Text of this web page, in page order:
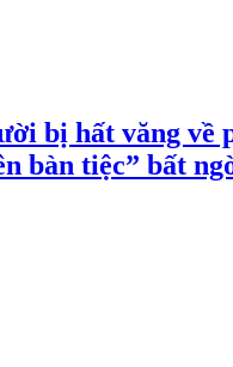
bị hất văng về
bàn tiệc” bất